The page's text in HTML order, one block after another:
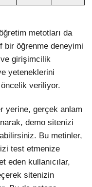
metotları da
bir öğrenme deneyimi
girişimcilik
yeteneklerini
veriliyor.
yerine, gerçek anlam
demo sitenizi
Bu metinler,
test etmenize
eden kullanıcılar,
sitenizin